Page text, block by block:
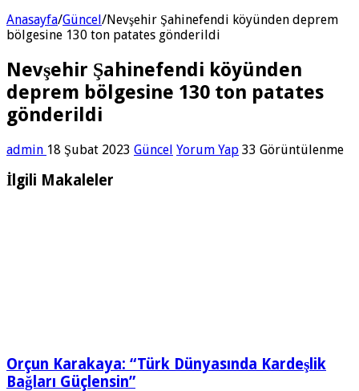
Anasayfa/Güncel/Nevşehir Şahinefendi köyünden deprem
bölgesine 130 ton patates gönderildi
Nevşehir Şahinefendi köyünden
deprem bölgesine 130 ton patates
gönderildi
admin 18 Şubat 2023 Güncel Yorum Yap 33 Görüntülenme
İlgili Makaleler
Orçun Karakaya: “Türk Dünyasında Kardeşlik
Bağları Güçlensin”